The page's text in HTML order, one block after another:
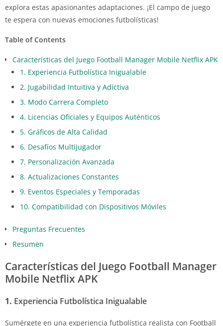
explora estas apasionantes adaptaciones. ¡El campo de juego
te espera con nuevas emociones futbolísticas!
Table of Contents
Características del Juego Football Manager Mobile Netflix APK
1. Experiencia Futbolística Inigualable
2. Jugabilidad Intuitiva y Adictiva
3. Modo Carrera Completo
4. Licencias Oficiales y Equipos Auténticos
5. Gráficos de Alta Calidad
6. Desafíos Multijugador
7. Personalización Avanzada
8. Actualizaciones Constantes
9. Eventos Especiales y Temporadas
10. Compatibilidad con Dispositivos Móviles
Preguntas Frecuentes
Resumen
Características del Juego Football Manager
Mobile Netflix APK
1. Experiencia Futbolística Inigualable
Sumérgete en una experiencia futbolística realista con Football